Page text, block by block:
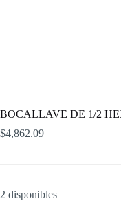
BOCALLAVE DE 1/2
$4,862.09
2 disponibles